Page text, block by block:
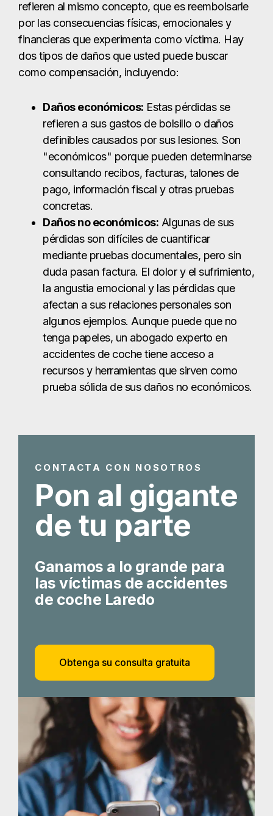
definibles causados por sus lesiones. Son
"económicos" porque pueden determinarse
consultando recibos, facturas, talones de
pago, información fiscal y otras pruebas
concretas.
pérdidas son difíciles de cuantificar
mediante pruebas documentales, pero sin
duda pasan factura. El dolor y el sufrimiento,
la angustia emocional y las pérdidas que
afectan a sus relaciones personales son
algunos ejemplos. Aunque puede que no
tenga papeles, un abogado experto en
accidentes de coche tiene acceso a
recursos y herramientas que sirven como
prueba sólida de sus daños no económicos.
CONTACTA CON NOSOTROS
Pon al gigante
de tu parte
Ganamos a lo grande para
de coche Laredo
Obtenga su consulta gratuita
Cómo pueden